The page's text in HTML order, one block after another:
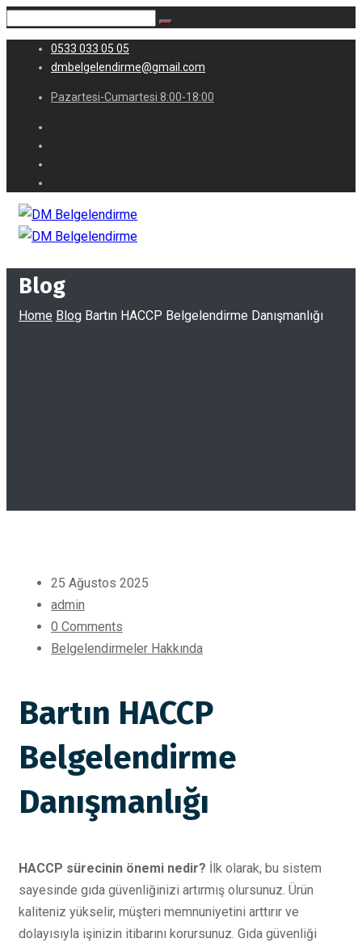
0533 033 05 05
dmbelgelendirme@gmail.com
Pazartesi-Cumartesi 8:00-18:00
Blog
Home Blog Bartın HACCP Belgelendirme Danışmanlığı
25 Ağustos 2025
admin
0 Comments
Belgelendirmeler Hakkında
Bartın HACCP
Belgelendirme
Danışmanlığı
HACCP sürecinin önemi nedir? İlk olarak, bu sistem
sayesinde gıda güvenliğinizi artırmış olursunuz. Ürün
kaliteniz yükselir, müşteri memnuniyetini arttırır ve
dolayısıyla işinizin itibarını korursunuz. Gıda güvenliği